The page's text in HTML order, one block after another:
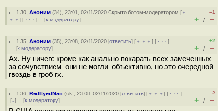
1.30 ,Аноним (34), 23:01, 02/11/2020Скрыто ботом-модератором [ ﹢
﹢﹢ ] [ · · · ] [к модератору]
–1
+ / –
1.35 ,Аноним (35), 23:08, 02/11/2020 [ответить] [ ﹢﹢﹢] [ · · ·]
[к модератору]
+2
+ / –
Ах. Ну ничего кроме как анально покарать всех замеченных
за сочувствием они не могли, объективно, но это очередной
гвоздь в гроб гх.
1.36 ,RedEyedMan (ok), 23:08, 02/11/2020 [ответить] [ ﹢﹢﹢] [ · · ·]
[↓] [к модератору]
–2
+ / –